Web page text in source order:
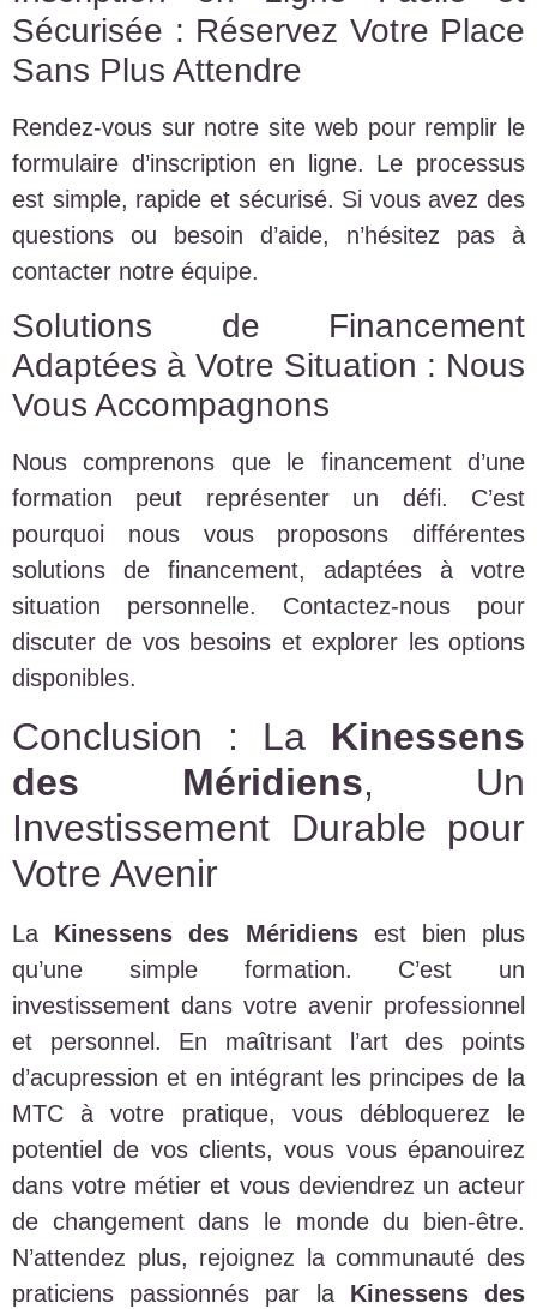
Sécurisée : Réservez Votre Place
Sans Plus Attendre
Rendez-vous sur notre site web pour remplir le
formulaire d’inscription en ligne. Le processus
est simple, rapide et sécurisé. Si vous avez des
questions ou besoin d’aide, n’hésitez pas à
contacter notre équipe.
Solutions de Financement
Adaptées à Votre Situation : Nous
Vous Accompagnons
Nous comprenons que le financement d’une
formation peut représenter un défi. C’est
pourquoi nous vous proposons différentes
solutions de financement, adaptées à votre
situation personnelle. Contactez-nous pour
discuter de vos besoins et explorer les options
disponibles.
Conclusion : La Kinessens
des Méridiens, Un
Investissement Durable pour
Votre Avenir
La Kinessens des Méridiensest bien plus
qu’une simple formation. C’est un
investissement dans votre avenir professionnel
et personnel. En maîtrisant l’art des points
d’acupression et en intégrant les principes de la
MTC à votre pratique, vous débloquerez le
potentiel de vos clients, vous vous épanouirez
dans votre métier et vous deviendrez un acteur
de changement dans le monde du bien-être.
N’attendez plus, rejoignez la communauté des
praticiens passionnés par la Kinessens des